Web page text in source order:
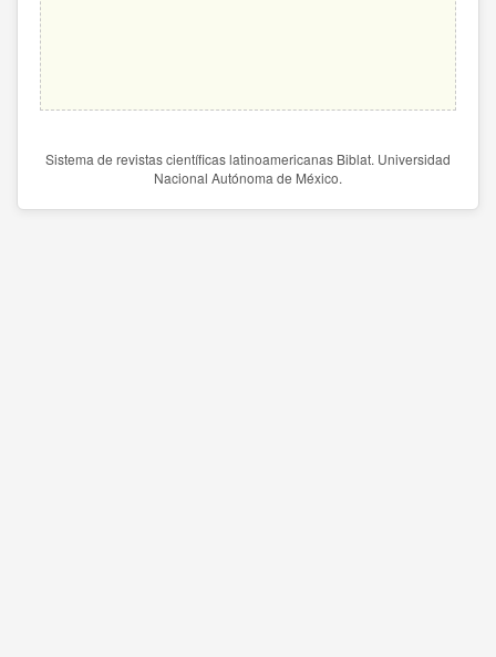
Sistema de revistas científicas latinoamericanas Biblat. Universidad
Nacional Autónoma de México.